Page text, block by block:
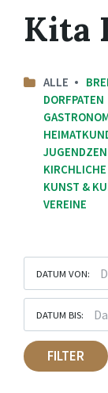
Kita
ALLE
DORFPATEN
KUNST &
VEREINE
DATUM VON:
DATUM BIS:
FILTER